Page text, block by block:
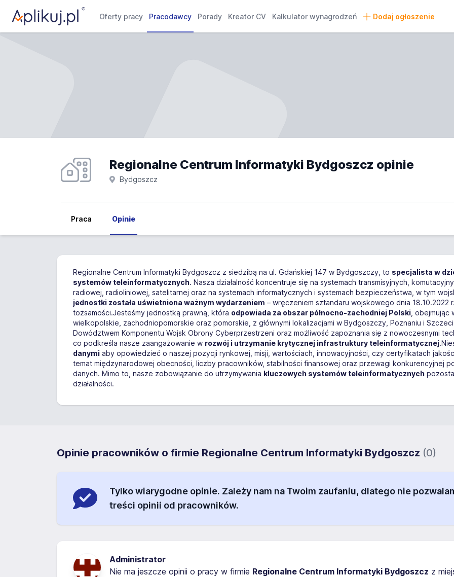
Oferty pracy Pracodawcy Porady Kreator CV Kalkulator wynagrodzeń Dodaj ogłoszenie
Regionalne Centrum Informatyki Bydgoszcz opinie
Bydgoszcz
Praca Opinie
Regionalne Centrum Informatyki Bydgoszcz z siedzibą na ul. Gdańskiej 147 w Bydgoszczy, to specjalista w
systemów teleinformatycznych. Nasza działalność koncentruje się na systemach transmisyjnych,
radiowej, radioliniowej, satelitarnej oraz na systemach informatycznych i systemach bezpieczeństwa, w tym
jednostki została uświetniona ważnym wydarzeniem – wręczeniem sztandaru wojskowego dnia 18.10.2022
tożsamości.Jesteśmy jednostką prawną, która odpowiada za obszar północno-zachodniej Polski ,
wielkopolskie, zachodniopomorskie oraz pomorskie, z głównymi lokalizacjami w Bydgoszczy, Poznaniu i
Dowództwem Komponentu Wojsk Obrony Cyberprzestrzeni oraz możliwość zapoznania się z nowoczesnymi
co podkreśla nasze zaangażowanie w rozwój i utrzymanie krytycznej infrastruktury teleinformatycznej
danymi aby opowiedzieć o naszej pozycji rynkowej, misji, wartościach, innowacyjności, czy certyfikatach
temat międzynarodowej obecności, liczby pracowników, stabilności finansowej oraz przewagi konkurencyjnej
danych. Mimo to, nasze zobowiązanie do utrzymywania kluczowych systemów teleinformatycznych
działalności.
Opinie pracowników o firmie Regionalne Centrum Informatyki Bydgoszcz (0)
Tylko wiarygodne opinie. Zależy nam na Twoim zaufaniu, dlatego nie
treści opinii od pracowników.
Administrator
Nie ma jeszcze opinii o pracy w firmie Regionalne Centrum Informatyki Bydgoszcz z